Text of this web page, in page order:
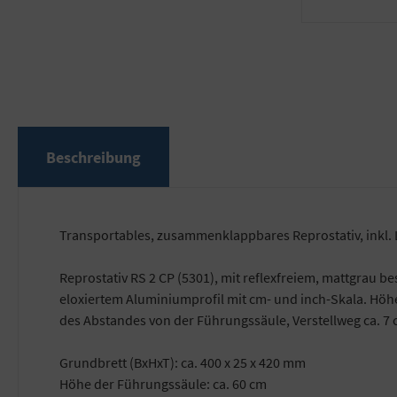
Beschreibung
Transportables, zusammenklappbares Reprostativ,
Reprostativ RS 2 CP (5301), mit reflexfreiem, mattgrau
eloxiertem Aluminiumprofil mit cm- und inch-Skala.
des Abstandes von der Führungssäule, Verstellweg ca.
Grundbrett (BxHxT): ca. 400 x 25 x 420 mm
Höhe der Führungssäule: ca. 60 cm